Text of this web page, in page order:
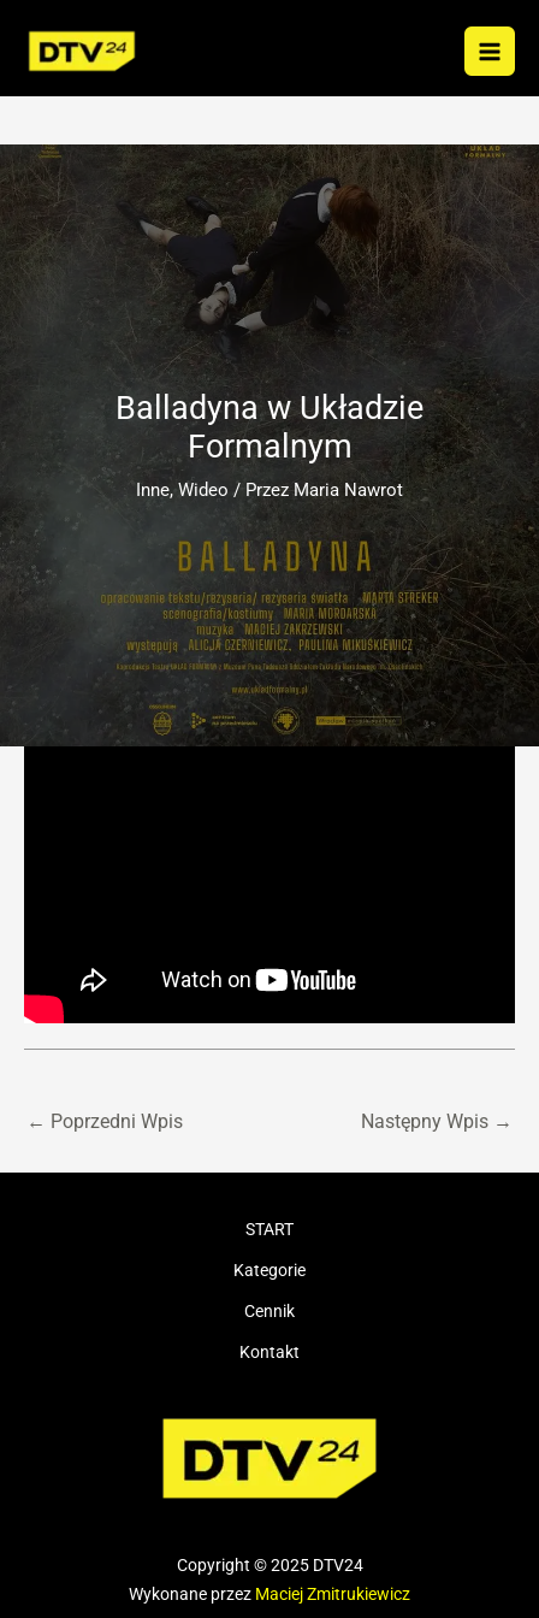
treści
Balladyna w Układzie
Formalnym
Inne,Wideo / Przez Maria Nawrot
← Poprzedni Wpis Następny Wpis →
START
Kategorie
Cennik
Kontakt
Copyright © 2025 DTV24
Wykonane przez Maciej Zmitrukiewicz